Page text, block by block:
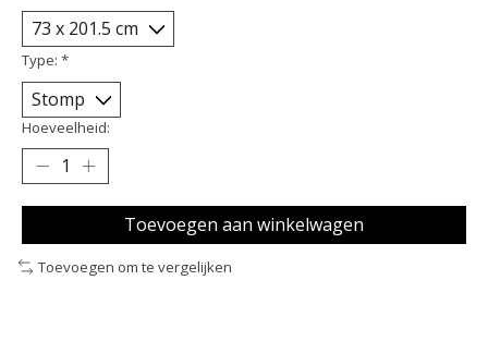
Type: *
Hoeveelheid:
Toevoegen aan winkelwagen
Toevoegen om te vergelijken